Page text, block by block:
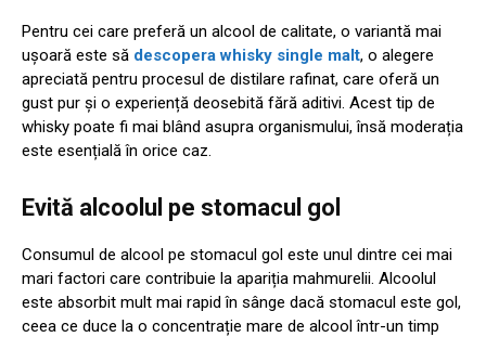
Pentru cei care preferă un alcool de calitate, o variantă mai
ușoară este să descopera whisky single malt, o alegere
apreciată pentru procesul de distilare rafinat, care oferă un
gust pur și o experiență deosebită fără aditivi. Acest tip de
whisky poate fi mai blând asupra organismului, însă moderația
este esențială în orice caz.
Evită alcoolul pe stomacul gol
Consumul de alcool pe stomacul gol este unul dintre cei mai
mari factori care contribuie la apariția mahmurelii. Alcoolul
este absorbit mult mai rapid în sânge dacă stomacul este gol,
ceea ce duce la o concentrație mare de alcool într-un timp